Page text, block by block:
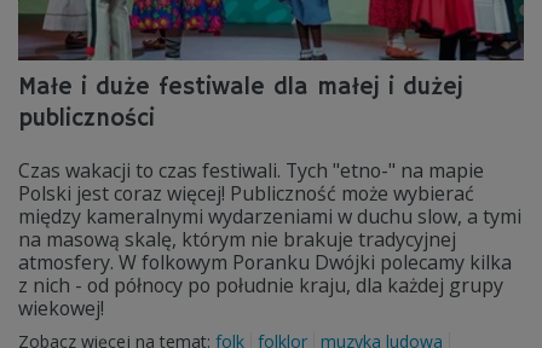
Małe i duże festiwale dla małej i dużej
publiczności
Czas wakacji to czas festiwali. Tych "etno-" na mapie
Polski jest coraz więcej! Publiczność może wybierać
między kameralnymi wydarzeniami w duchu slow, a tymi
na masową skalę, którym nie brakuje tradycyjnej
atmosfery. W folkowym Poranku Dwójki polecamy kilka
z nich - od północy po południe kraju, dla każdej grupy
wiekowej!
Zobacz więcej na temat: folk folklor
muzyka ludowa